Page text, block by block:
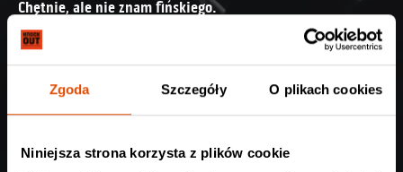
Zgoda Szczegóły O plikach cookies
Niniejsza strona korzysta z plików cookie
Chętnie, ale nie znam fińskiego.
No tak… Myślę, że prędzej czy później książka zostanie
przetłumaczona na angielski, trwają nad tym prace! Ale no –
osoby, które miały okazję to czytać, były zszokowane liczbą
kryzysów i problemów, jakie przeżyliśmy w ciągu kariery.
na krawędzi rozpadu.